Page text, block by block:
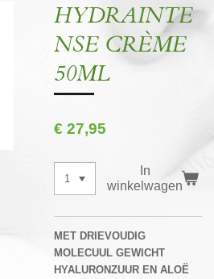
HYDRAINTE
NSE CRÈME
50ML
€ 27,95
In
winkelwagen
MET DRIEVOUDIG
MOLECUUL GEWICHT
HYALURONZUUR EN ALOË